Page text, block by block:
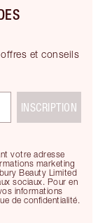
et conseils
votre adresse
marketing
Beauty Limited
sociaux. Pour en
informations
de confidentialité.
INSCRIPTION